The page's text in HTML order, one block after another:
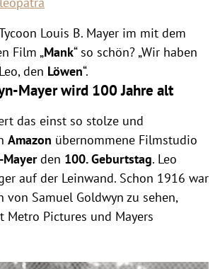
Louis B. Mayer im mit dem
Film „Mank“ so schön? „Wir haben
den Löwen“.
Mayer wird 100 Jahre alt
das einst so stolze und
Amazon übernommene Filmstudio
den 100. Geburtstag. Leo
auf der Leinwand. Schon 1916 war
von Samuel Goldwyn zu sehen,
Metro Pictures und Mayers